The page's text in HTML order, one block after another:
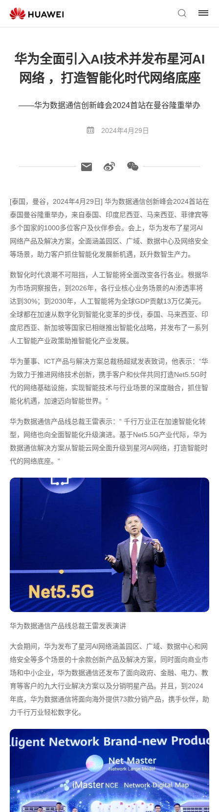
华为全面引入AI技术并发布星河AI
网络 ，打造智能化时代网络底座
——华为数据通信创新峰会2024首站在曼谷隆重举办
2024年4月29日
[泰国，曼谷，2024年4月29日] 华为数据通信创新峰会2024首站在
泰国曼谷隆重举办，来自泰国、印度尼西亚、马来西亚、菲律宾等
多个国家的1000多位客户及伙伴参会。会上，华为发布了星河AI
网络产品及解决方案，全面涵盖园区、广域、数据中心及网络安全
等场景，助力客户抓住智能化发展新机遇，跃升数智生产力。
数智化时代浪潮不可阻挡，人工智能将全面改变各行各业。根据华
为市场洞察报告，到2026年，各行业核心业务场景的AI渗透率将
达到30%；到2030年，人工智能将为全球GDP贡献13万亿美元。
全球都在加速从数字化到智能化变革的步伐，泰国、马来西亚、印
度尼西亚、新加坡等国家已相继推出智能化战略，并发布了一系列
人工智能产业政策助推智能化产业发展。
华为董事、ICT产品与解决方案总裁杨超斌发表致词，他表示：“华
为致力于推进网络技术创新，携手客户和伙伴共同打造Net5.5G时
代的网络基础设施，实现智能技术与行业场景的深度融合，抓住智
能化机遇，加速迈向智能世界。”
华为数据通信产品线总裁王雷表示：“ 千行万业正在加速智能化转
型，网络也向全面智能化升级演进。基于Net5.5G产业代际，华为
数据通信解决方案从智能云网全面升级到星河AI网络，打造智能时
代的网络底座。“
华为数据通信产品线总裁王雷发表演讲
大会期间，华为发布了星河AI网络涵盖园区、广域、数据中心和网
络安全等多个场景的十余款创新产品及解决方案，同时面向商业市
场和中小企业，华为数据通信还发布了面向政府、金融、电力、教
育等客户的九大行业解决方案以及分销明星产品。并且，到2024
年底，华为数据通信将面向海外提供73款分销产品，携手伙伴，助
力千行万业轻松数字化。